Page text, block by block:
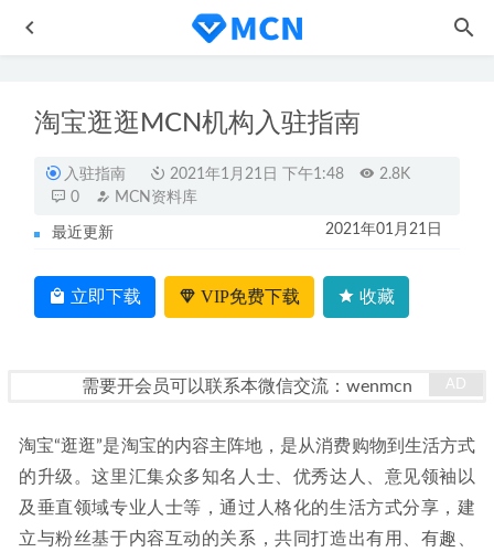
淘宝逛逛MCN机构入驻指南
入驻指南 2021年1月21日 下午1:48
2.8K
0
MCN资料库
最近更新 2021年01月21日
立即下载 VIP免费下载 收藏
需要开会员可以联系本微信交流：wenmcn
淘宝“逛逛”是淘宝的内容主阵地，是从消费购物到生活方式
的升级。这里汇集众多知名人士、优秀达人、意见领袖以
及垂直领域专业人士等，通过人格化的生活方式分享，建
立与粉丝基于内容互动的关系，共同打造出有用、有趣、
08-08
MCN机构辅助站，各类刷粉刷播放等辅助
2023-02-15